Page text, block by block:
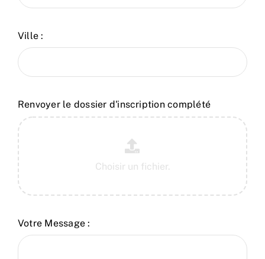
Ville :
Renvoyer le dossier d'inscription complété
Votre Message :